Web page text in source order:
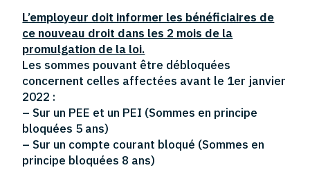
L’employeur doit informer les bénéficiaires de
ce nouveau droit dans les 2 mois de la
promulgation de la loi.
Les sommes pouvant être débloquées
concernent celles affectées avant le 1er janvier
2022 :
– Sur un PEE et un PEI (Sommes en principe
bloquées 5 ans)
– Sur un compte courant bloqué (Sommes en
principe bloquées 8 ans)